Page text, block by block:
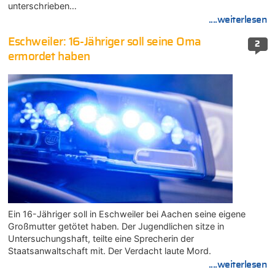
unterschrieben…
....weiterlesen
2
Eschweiler: 16-Jähriger soll seine Oma
ermordet haben
Ein 16-Jähriger soll in Eschweiler bei Aachen seine eigene
Großmutter getötet haben. Der Jugendlichen sitze in
Untersuchungshaft, teilte eine Sprecherin der
Staatsanwaltschaft mit. Der Verdacht laute Mord.
....weiterlesen